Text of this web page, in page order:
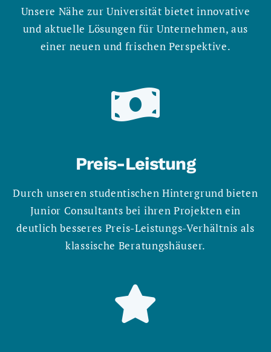
Unsere Nähe zur Universität bietet innovative
und aktuelle Lösungen für Unternehmen, aus
einer neuen und frischen Perspektive.
Preis-Leistung
Durch unseren studentischen Hintergrund bieten
Junior Consultants bei ihren Projekten ein
deutlich besseres Preis-Leistungs-Verhältnis als
klassische Beratungshäuser.